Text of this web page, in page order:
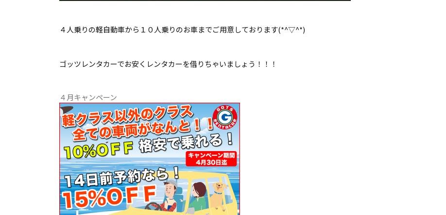
４人乗りの軽自動車から１０人乗りのお車までご用意しております(*^▽^*)
ゴッツレンタカーでお安くレンタカーを借りちゃいましょう！！！
４月キャンペーン